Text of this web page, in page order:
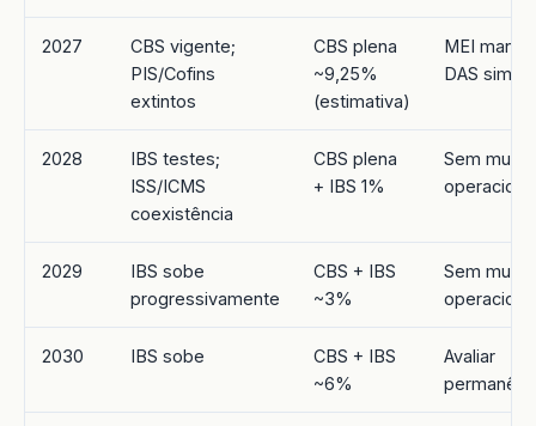
2027
CBS vigente;
PIS/Cofins
extintos
CBS plena
~9,25%
(estimativa)
MEI
DAS
2028
IBS testes;
ISS/ICMS
coexistência
CBS plena
+ IBS 1%
Sem
2029
IBS sobe
progressivamente
CBS + IBS
~3%
Sem
2030 IBS sobe
CBS + IBS
~6%
Avaliar